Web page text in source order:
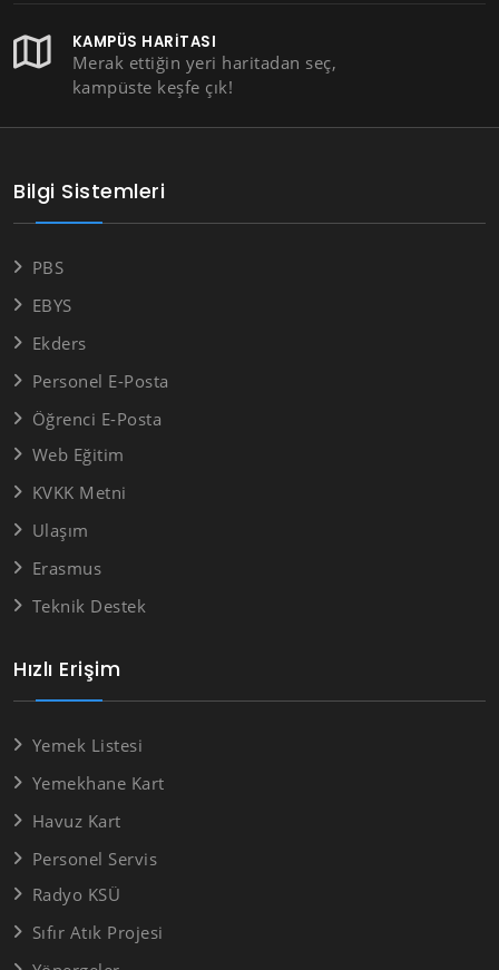
KAMPÜS HARITASI
Merak ettiğin yeri haritadan seç,
kampüste keşfe çık!
Hızlı Erişim
Yemek Listesi
Yemekhane Kart
Havuz Kart
Personel Servis
Radyo KSÜ
Sıfır Atık Projesi
Bilgi Sistemleri
PBS
EBYS
Ekders
Personel E-Posta
Öğrenci E-Posta
Web Eğitim
KVKK Metni
Ulaşım
Erasmus
Teknik Destek